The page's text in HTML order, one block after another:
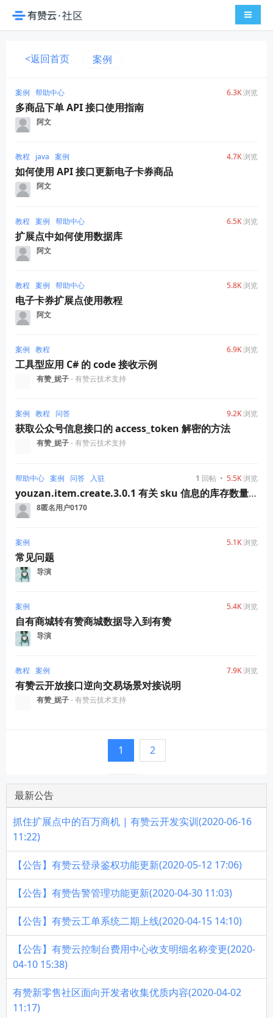
导航切
<返回首页 案例
案例 帮助中心 6.3K浏览
多商品下单 API 接口使用指南
阿文
教程 java 案例 4.7K浏览
如何使用 API 接口更新电子卡券商品
阿文
教程 案例 帮助中心 6.5K浏览
扩展点中如何使用数据库
阿文
教程 案例 帮助中心 5.8K浏览
电子卡券扩展点使用教程
阿文
案例 教程 6.9K浏览
工具型应用 C# 的 code 接收示例
有赞_妮子- 有赞云技术支持
案例 教程 问答 9.2K浏览
获取公众号信息接口的 access_token 解密的方法
有赞_妮子- 有赞云技术支持
帮助中心 案例 问答 入驻 1 回帖 • 5.5K浏览
youzan.item.create.3.0.1 有关 sku 信息的库存数量的限制是多少？
8匿名用户0170
案例 5.1K浏览
常见问题
导演
案例 5.4K浏览
自有商城转有赞商城数据导入到有赞
导演
教程 案例 7.9K浏览
有赞云开放接口逆向交易场景对接说明
有赞_妮子- 有赞云技术支持
1 2
最新公告
抓住扩展点中的百万商机 | 有赞云开发实训(2020-06-16
11:22)
【公告】有赞云登录鉴权功能更新(2020-05-12 17:06)
【公告】有赞告警管理功能更新(2020-04-30 11:03)
【公告】有赞云工单系统二期上线(2020-04-15 14:10)
【公告】有赞云控制台费用中心收支明细名称变更(2020-
04-10 15:38)
有赞新零售社区面向开发者收集优质内容(2020-04-02
11:17)